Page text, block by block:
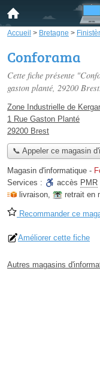
Accueil > Bretagne >
Conforama
Cette fiche présente
gaston planté, 29200 Brest.
Zone Industrielle de
1 Rue Gaston Planté
29200 Brest
📞 Appeler ce magasin
Magasin d'informatique -
Services :
accès PMR
livraison, retrait en
Recommander ce
Améliorer cette fiche
Autres magasins